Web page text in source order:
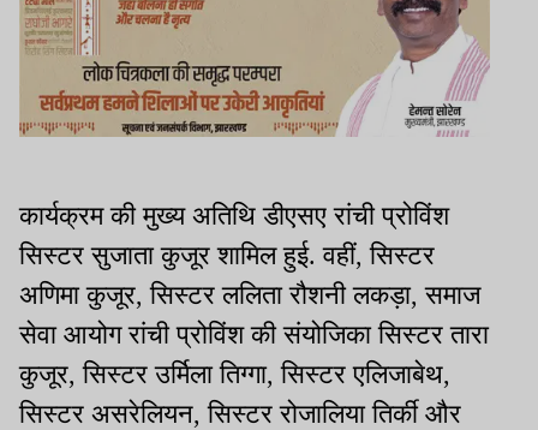
कार्यक्रम की मुख्य अतिथि डीएसए रांची प्रोविंश
सिस्टर सुजाता कुजूर शामिल हुई. वहीं, सिस्टर
अणिमा कुजूर, सिस्टर ललिता रौशनी लकड़ा, समाज
सेवा आयोग रांची प्रोविंश की संयोजिका सिस्टर तारा
कुजूर, सिस्टर उर्मिला तिग्गा, सिस्टर एलिजाबेथ,
सिस्टर असरेलियन, सिस्टर रोजालिया तिर्की और